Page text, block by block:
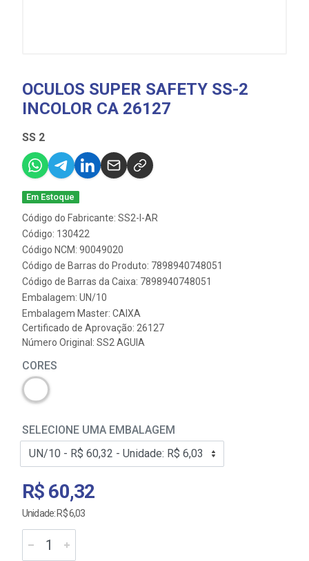
OCULOS SUPER SAFETY SS-2
INCOLOR CA 26127
SS 2
Em Estoque
Código do Fabricante: SS2-I-AR
Código: 130422
Código NCM: 90049020
Código de Barras do Produto: 7898940748051
Código de Barras da Caixa: 7898940748051
Embalagem: UN/10
Embalagem Master: CAIXA
Certificado de Aprovação: 26127
Número Original: SS2 AGUIA
CORES
SELECIONE UMA EMBALAGEM
R$ 60,32
Unidade: R$ 6,03